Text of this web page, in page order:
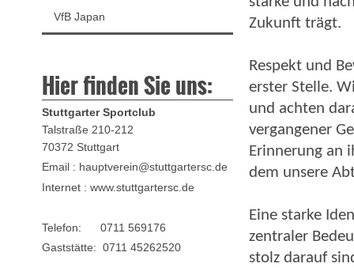
Zukunft trägt.
Respekt und
erster Stelle.
und achten
vergangener
Erinnerung an
dem unsere
Eine starke
zentraler
stolz darauf
VfB Japan
Hier finden Sie uns:
Stuttgarter Sportclub
Talstraße 210-212
70372 Stuttgart
Email : hauptverein@stuttgartersc.de
Internet : www.stuttgartersc.de
Telefon: 0711 569176
Gaststätte: 0711 45262520